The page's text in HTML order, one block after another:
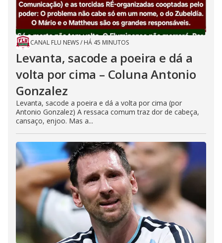
CANAL FLU NEWS/ HÁ 45 MINUTOS
Levanta, sacode a poeira e dá a
volta por cima – Coluna Antonio
Gonzalez
Levanta, sacode a poeira e dá a volta por cima (por
Antonio Gonzalez) A ressaca comum traz dor de cabeça,
cansaço, enjoo. Mas a...